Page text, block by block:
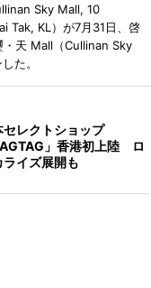
Sky Mall, 10
Tak, KL）が7月31日、啓
・天 Mall（Cullinan Sky
た。
セレクトショップ
」香港初上陸 ロ
ライズ展開も